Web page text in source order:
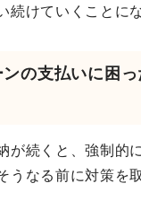
続けていくことに
の支払いに困
が続くと、強制的
うなる前に対策を